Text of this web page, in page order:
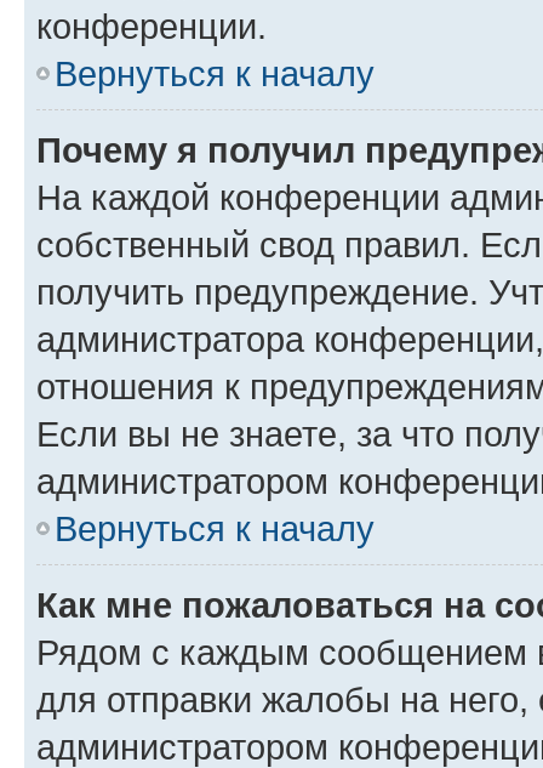
конференции.
Вернуться к началу
Почему я получил
На каждой конференции
собственный свод правил.
получить предупреждение.
администратора
отношения к
Если вы не знаете, за что
администратором
Вернуться к началу
Как мне пожаловаться на
Рядом с каждым сообщением
для отправки жалобы на
администратором